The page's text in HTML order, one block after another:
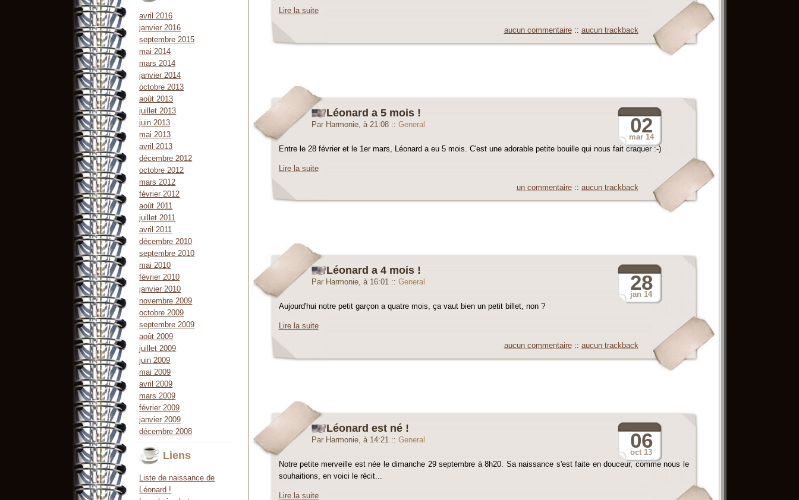
avril 2016
janvier 2016
septembre 2015
mai 2014
mars 2014
janvier 2014
octobre 2013
août 2013
juillet 2013
juin 2013
mai 2013
avril 2013
décembre 2012
octobre 2012
mars 2012
février 2012
août 2011
juillet 2011
avril 2011
décembre 2010
septembre 2010
mai 2010
février 2010
janvier 2010
novembre 2009
octobre 2009
septembre 2009
août 2009
juillet 2009
juin 2009
mai 2009
avril 2009
mars 2009
février 2009
janvier 2009
décembre 2008
Liens
Liste de naissance de
Léonard !
Lire la suite
aucun commentaire :: aucun trackback
Léonard a 5 mois !
Par Harmonie, à 21:08 :: General 02
mar 14
Entre le 28 février et le 1er mars, Léonard a eu 5 mois. C'est une adorable petite bouille qui nous fait craquer :-)
Lire la suite
un commentaire :: aucun trackback
Léonard a 4 mois !
Par Harmonie, à 16:01 :: General 28
jan 14
Aujourd'hui notre petit garçon a quatre mois, ça vaut bien un petit billet, non ?
Lire la suite
aucun commentaire :: aucun trackback
Léonard est né !
Par Harmonie, à 14:21 :: General 06
oct 13
Notre petite merveille est née le dimanche 29 septembre à 8h20. Sa naissance s'est faite en douceur, comme nous le
souhaitions, en voici le récit...
Lire la suite